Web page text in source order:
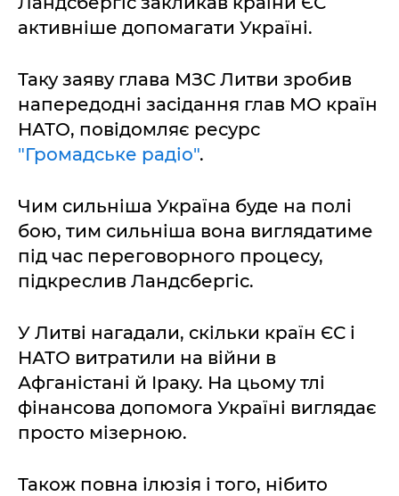
активніше допомагати Україні.
Таку заяву глава МЗС Литви зробив
напередодні засідання глав МО країн
НАТО, повідомляє ресурс
"Громадське радіо".
Чим сильніша Україна буде на полі
бою, тим сильніша вона виглядатиме
під час переговорного процесу,
підкреслив Ландсбергіс.
У Литві нагадали, скільки країн ЄС і
НАТО витратили на війни в
Афганістані й Іраку. На цьому тлі
фінансова допомога Україні виглядає
просто мізерною.
Також повна ілюзія і того, нібито